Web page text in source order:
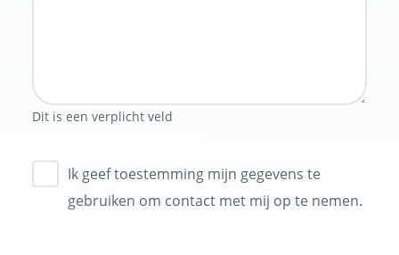
Dit is een verplicht veld
Ik geef toestemming mijn gegevens te
gebruiken om contact met mij op te nemen.